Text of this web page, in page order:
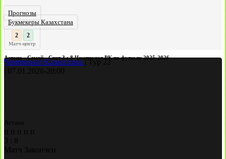
Прогнозы
Букмекеры Казахстана
: 2
Матч-центр
Астана - Семей - Счет 3 : 8 Чемпионат РК по футзалу 2025-2026
Чемпионат Казахстана| Тур 22
07.01.2026- 20:00
Астана
п п п п
п
3
8
Матч Закончен